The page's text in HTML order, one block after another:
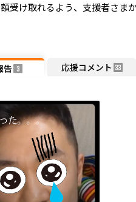
受け取れるよう、支援者さま
告 3 応援コメント 33